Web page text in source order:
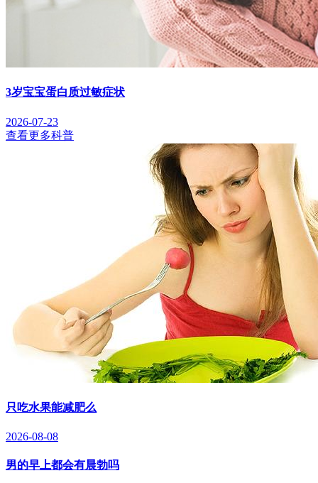
3岁宝宝蛋白质过敏症状
2026-07-23
查看更多科普
只吃水果能减肥么
2026-08-08
男的早上都会有晨勃吗